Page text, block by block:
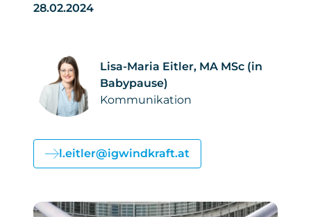
28.02.2024
Lisa-Maria Eitler, MA MSc (in
Babypause)
Kommunikation
l.eitler@igwindkraft.at